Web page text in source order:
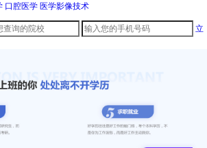
口腔医学 医学影像技术
立